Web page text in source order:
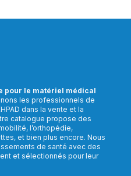
pour le matériel médical
les professionnels de
dans la vente et la
catalogue propose des
l’orthopédie,
et bien plus encore. Nous
de santé avec des
et sélectionnés pour leur